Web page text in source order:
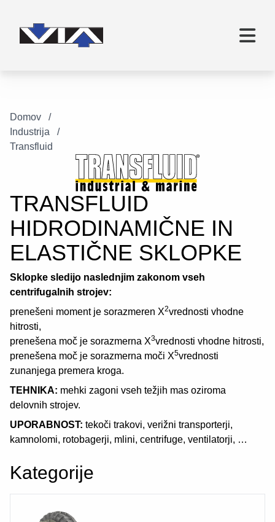
Domov
Industrija
Transfluid
TRANSFLUID
HIDRODINAMIČNE IN
ELASTIČNE SKLOPKE
Sklopke sledijo naslednjim zakonom vseh
centrifugalnih strojev:
prenešeni moment je sorazmeren X2vrednosti vhodne
hitrosti,
prenešena moč je sorazmerna X3vrednosti vhodne hitrosti,
prenešena moč je sorazmerna moči X5vrednosti
zunanjega premera kroga.
TEHNIKA: mehki zagoni vseh težjih mas oziroma
delovnih strojev.
UPORABNOST: tekoči trakovi, verižni transporterji,
kamnolomi, rotobagerji, mlini, centrifuge, ventilatorji, …
Kategorije